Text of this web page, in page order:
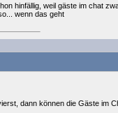
hinfällig, weil gäste im chat
wenn das geht
dann können die Gäste im